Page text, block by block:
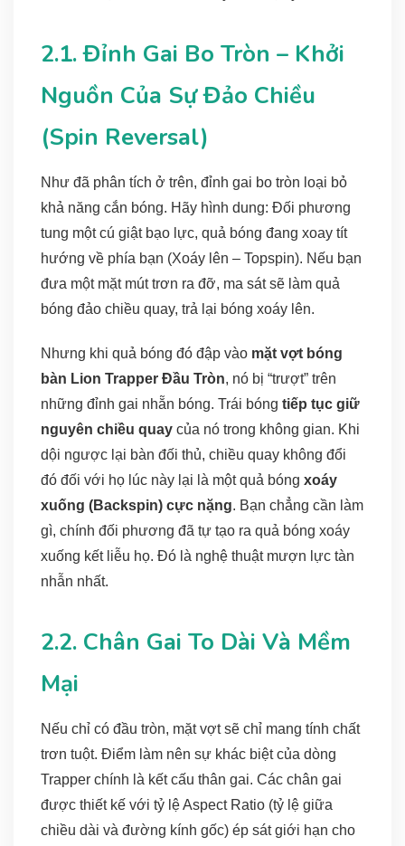
2.1. Đỉnh Gai Bo Tròn – Khởi
Nguồn Của Sự Đảo Chiều
(Spin Reversal)
Như đã phân tích ở trên, đỉnh gai bo tròn loại bỏ
khả năng cắn bóng. Hãy hình dung: Đối phương
tung một cú giật bạo lực, quả bóng đang xoay tít
hướng về phía bạn (Xoáy lên – Topspin). Nếu bạn
đưa một mặt mút trơn ra đỡ, ma sát sẽ làm quả
bóng đảo chiều quay, trả lại bóng xoáy lên.
Nhưng khi quả bóng đó đập vào mặt vợt bóng
bàn Lion Trapper Đầu Tròn, nó bị “trượt” trên
những đỉnh gai nhẵn bóng. Trái bóng tiếp tục giữ
nguyên chiều quay của nó trong không gian. Khi
dội ngược lại bàn đối thủ, chiều quay không đổi
đó đối với họ lúc này lại là một quả bóng xoáy
xuống (Backspin) cực nặng. Bạn chẳng cần làm
gì, chính đối phương đã tự tạo ra quả bóng xoáy
xuống kết liễu họ. Đó là nghệ thuật mượn lực tàn
nhẫn nhất.
2.2. Chân Gai To Dài Và Mềm
Mại
Nếu chỉ có đầu tròn, mặt vợt sẽ chỉ mang tính chất
trơn tuột. Điểm làm nên sự khác biệt của dòng
Trapper chính là kết cấu thân gai. Các chân gai
được thiết kế với tỷ lệ Aspect Ratio (tỷ lệ giữa
chiều dài và đường kính gốc) ép sát giới hạn cho